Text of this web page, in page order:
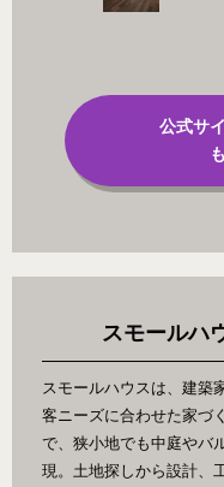
公式サ
スモールハ
スモールハウスは、建築
客ニーズに合わせた家づ
で、狭小地でも中庭やバ
現。土地探しから設計、